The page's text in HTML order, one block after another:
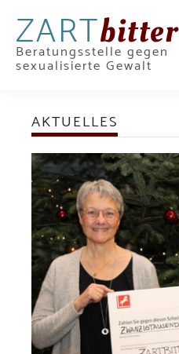
ZARTbitter
Beratungsstelle gegen
sexualisierte Gewalt
AKTUELLES